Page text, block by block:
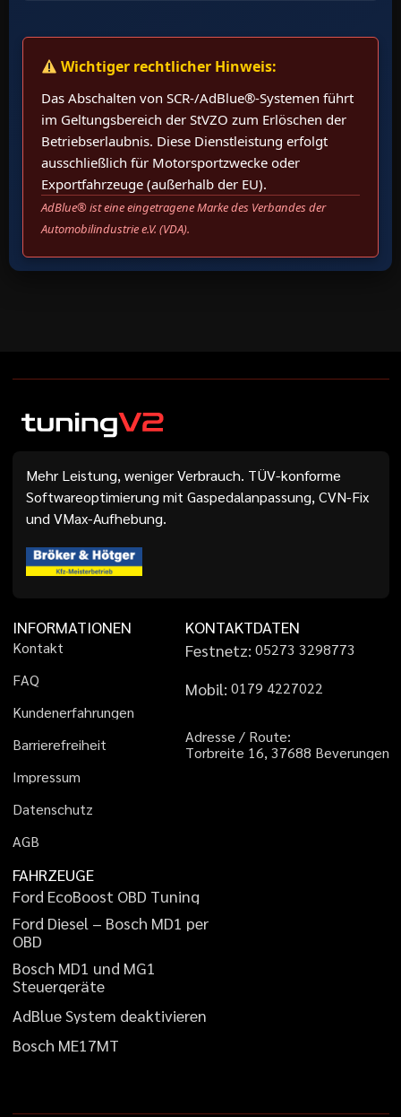
Wichtiger rechtlicher Hinweis:
Das Abschalten von SCR-/AdBlue®-Systemen führt
im Geltungsbereich der StVZO zum Erlöschen der
Betriebserlaubnis. Diese Dienstleistung erfolgt
ausschließlich für Motorsportzwecke oder
Exportfahrzeuge (außerhalb der EU).
AdBlue® ist eine eingetragene Marke des Verbandes der
Automobilindustrie e.V. (VDA).
Mehr Leistung, weniger Verbrauch. TÜV-konforme
Softwareoptimierung mit Gaspedalanpassung, CVN-Fix
und VMax-Aufhebung.
INFORMATIONEN
Kontakt
FAQ
Kundenerfahrungen
Barrierefreiheit
Impressum
Datenschutz
AGB
KONTAKTDATEN
Festnetz: 05273 3298773
Mobil: 01 79 4227022
Adresse / Route:
Torbreite 16, 37688 Beverungen
FAHRZEUGE
Ford EcoBoost OBD Tuning
Ford Diesel – Bosch MD1 per
OBD
Bosch MD1 und MG1
Steuergeräte
AdBlueSystem deaktivieren
Bosch ME17MT